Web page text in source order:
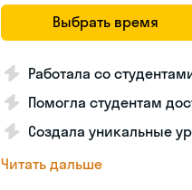
Выбрать время
Работала со
Помогла студентам
Создала уникальные
Читать дальше